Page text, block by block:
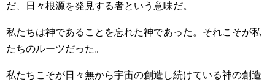
だ、日々根源を発見する者という意味だ。
私たちは神であることを忘れた神であった。それこそが私
たちのルーツだった。
私たちこそが日々無から宇宙の創造し続けている神の創造